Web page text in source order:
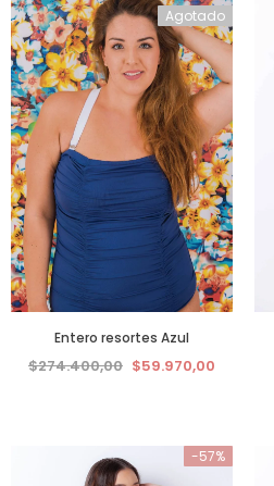
Agotado
Entero resortes Azul
$274.400,00 $59.970,00
-57%